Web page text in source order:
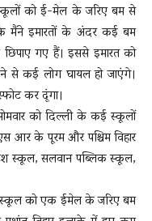
को ई-मेल के जरिए बम से
मैंने इमारतों के अंदर कई बम
गए हैं। इससे इमारत को
से कई लोग घायल हो जाएंगे।
कर दूंगा।
को दिल्ली के कई स्कूलों
आर के पूरम और पश्चिम विहार
स्कूल, सलवान पब्लिक स्कूल,
स्कूल को एक ईमेल के जरिए बम